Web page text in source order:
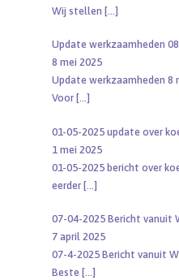
Wij stellen […]
Update werkzaamheden
8 mei 2025
Update werkzaamheden 8
Voor […]
01-05-2025 update over
1 mei 2025
01-05-2025 bericht over
eerder […]
07-04-2025 Bericht vanuit
7 april 2025
07-4-2025 Bericht vanuit
Beste […]